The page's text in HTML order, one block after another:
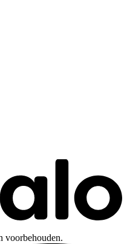
voorbehouden.